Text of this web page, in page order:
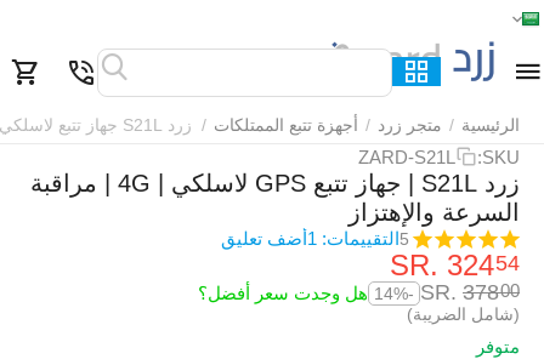
الرئيسية / متجر زرد / أجهزة تتبع الممتلكات / زرد S21L جهاز تتبع لاسلكي
SKU:
ZARD-S21L
زرد S21L | جهاز تتبع GPS لاسلكي | 4G | مراقبة
السرعة والإهتزاز
5التقييمات: 1 أضف تعليق
SR.‎324
SR.‎378
-14% هل وجدت سعر أفضل؟
(شامل الضريبة)
متوفر
الرئيسية القائمة بحث السلة قائمة المفضلة